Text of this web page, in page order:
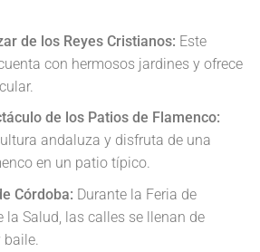
de los Reyes Cristianos: Este
con hermosos jardines y ofrece
de los Patios de Flamenco:
andaluza y disfruta de una
en un patio típico.
Córdoba: Durante la Feria de
la Salud, las calles se llenan de
baile.